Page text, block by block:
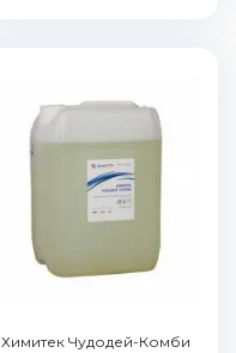
Химитек Чудодей-Комби